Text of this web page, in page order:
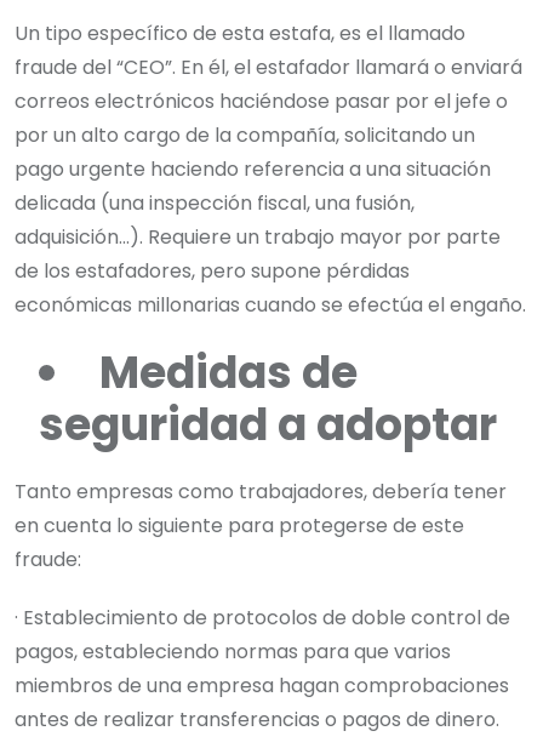
Un tipo específico de esta estafa, es el llamado
fraude del “CEO”. En él, el estafador llamará o enviará
correos electrónicos haciéndose pasar por el jefe o
por un alto cargo de la compañía, solicitando un
pago urgente haciendo referencia a una situación
delicada (una inspección fiscal, una fusión,
adquisición…). Requiere un trabajo mayor por parte
de los estafadores, pero supone pérdidas
económicas millonarias cuando se efectúa el engaño.
Medidas de
seguridad a adoptar
Tanto empresas como trabajadores, debería tener
en cuenta lo siguiente para protegerse de este
fraude:
· Establecimiento de protocolos de doble control de
pagos, estableciendo normas para que varios
miembros de una empresa hagan comprobaciones
antes de realizar transferencias o pagos de dinero.